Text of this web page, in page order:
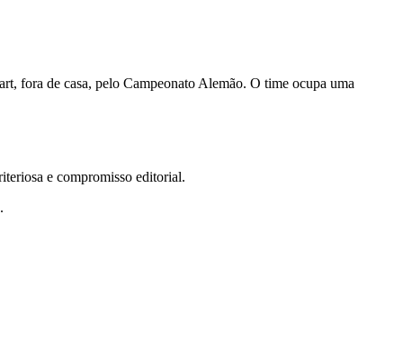
fora de casa, pelo Campeonato Alemão. O time ocupa uma
e compromisso editorial.